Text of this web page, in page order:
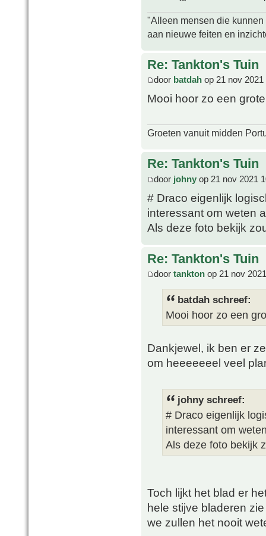
"Alleen mensen die
aan nieuwe feiten en
Re: Tankton's Tuin
door batdah op 21 nov 2021
Mooi hoor zo een
Groeten vanuit midden
Re: Tankton's Tuin
door johny op 21 nov 2021
# Draco eigenlijk
interessant om weten
Als deze foto bekijk
Re: Tankton's Tuin
door tankton op 21 nov
batdah schreef:
Mooi hoor zo een
Dankjewel, ik ben er
om heeeeeeel veel
johny schreef:
# Draco eigenlijk
interessant om
Als deze foto bekijk
Toch lijkt het blad er
hele stijve bladeren
we zullen het nooit